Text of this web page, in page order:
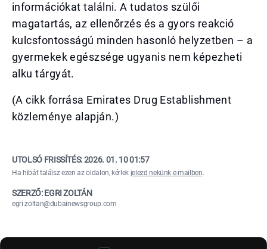
információkat találni. A tudatos szülői
magatartás, az ellenőrzés és a gyors reakció
kulcsfontosságú minden hasonló helyzetben – a
gyermekek egészsége ugyanis nem képezheti
alku tárgyát.
(A cikk forrása Emirates Drug Establishment
közleménye alapján.)
UTOLSÓ FRISSÍTÉS:2026. 01. 10 01:57
Ha hibát találsz ezen az oldalon, kérlek jelezd nekünk e-mailben.
SZERZŐ: EGRI ZOLTÁN
egri.zoltan@dubainewsgroup.com